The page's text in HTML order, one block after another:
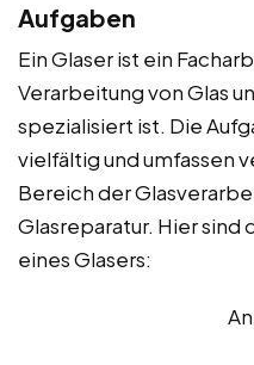
Aufgaben
Ein Glaser ist ein
Verarbeitung von Glas
spezialisiert ist. Die
vielfältig und umfassen
Bereich der
Glasreparatur. Hier
eines Glasers: